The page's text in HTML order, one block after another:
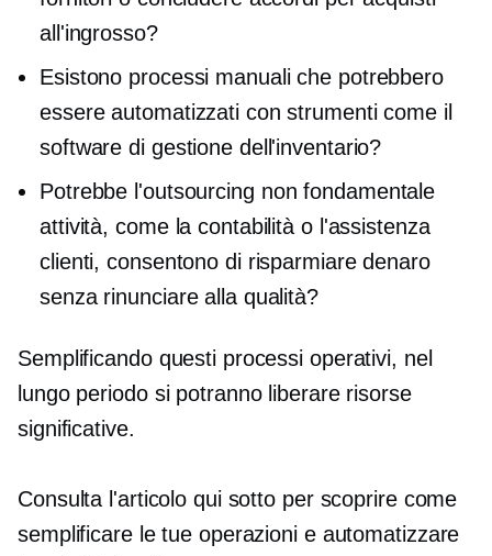
all'ingrosso?
Esistono processi manuali che potrebbero
essere automatizzati con strumenti come il
software di gestione dell'inventario?
Potrebbe l'outsourcing non fondamentale
attività, come la contabilità o l'assistenza
clienti, consentono di risparmiare denaro
senza rinunciare alla qualità?
Semplificando questi processi operativi, nel
lungo periodo si potranno liberare risorse
significative.
Consulta l'articolo qui sotto per scoprire come
semplificare le tue operazioni e automatizzare